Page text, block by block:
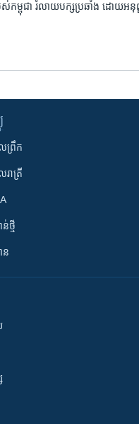
កម្ពុជា រំលាយ​បក្ស​ប្រឆាំង ដោយ​អនុញ្
ព្រឹក
ាត្រី
ថ្មី
ន